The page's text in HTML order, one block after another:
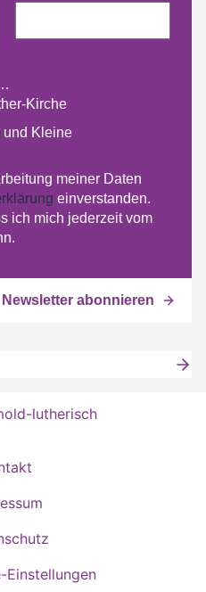
Kirche
und Kleine
meiner Daten
einverstanden.
ich mich jederzeit vom
Einstellungen